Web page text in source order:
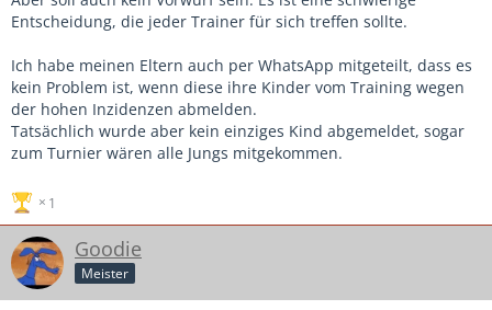
Entscheidung, die jeder Trainer für sich treffen sollte.
Ich habe meinen Eltern auch per WhatsApp mitgeteilt, dass es
kein Problem ist, wenn diese ihre Kinder vom Training wegen
der hohen Inzidenzen abmelden.
Tatsächlich wurde aber kein einziges Kind abgemeldet, sogar
zum Turnier wären alle Jungs mitgekommen.
1
Goodie
Meister